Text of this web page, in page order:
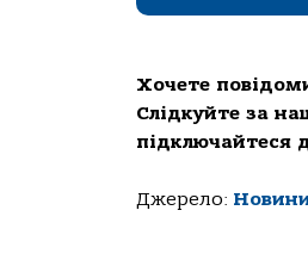
Хочете
Слідкуйте за
підключайтеся
Джерело: